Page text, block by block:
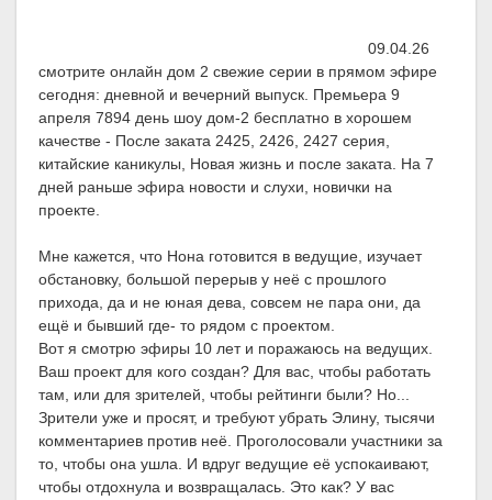
09.04.26
смотрите онлайн дом 2 свежие серии в прямом эфире
сегодня: дневной и вечерний выпуск. Премьера 9
апреля 7894 день шоу дом-2 бесплатно в хорошем
качестве - После заката 2425, 2426, 2427 серия,
китайские каникулы, Новая жизнь и после заката. На 7
дней раньше эфира новости и слухи, новички на
проекте.
Мне кажется, что Нона готовится в ведущие, изучает
обстановку, большой перерыв у неё с прошлого
прихода, да и не юная дева, совсем не пара они, да
ещё и бывший где- то рядом с проектом.
Вот я смотрю эфиры 10 лет и поражаюсь на ведущих.
Ваш проект для кого создан? Для вас, чтобы работать
там, или для зрителей, чтобы рейтинги были? Но...
Зрители уже и просят, и требуют убрать Элину, тысячи
комментариев против неё. Проголосовали участники за
то, чтобы она ушла. И вдруг ведущие её успокаивают,
чтобы отдохнула и возвращалась. Это как? У вас